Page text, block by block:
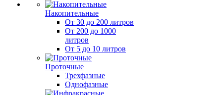
Накопительные
От 30 до 200 литров
От 200 до 1000
литров
От 5 до 10 литров
Проточные
Трехфазные
Однофазные